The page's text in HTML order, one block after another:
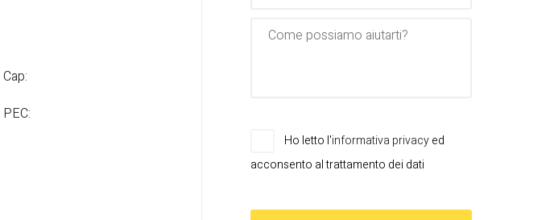
Cap:
PEC:
Ho letto l'informativa privacyed
acconsento al trattamento dei dati